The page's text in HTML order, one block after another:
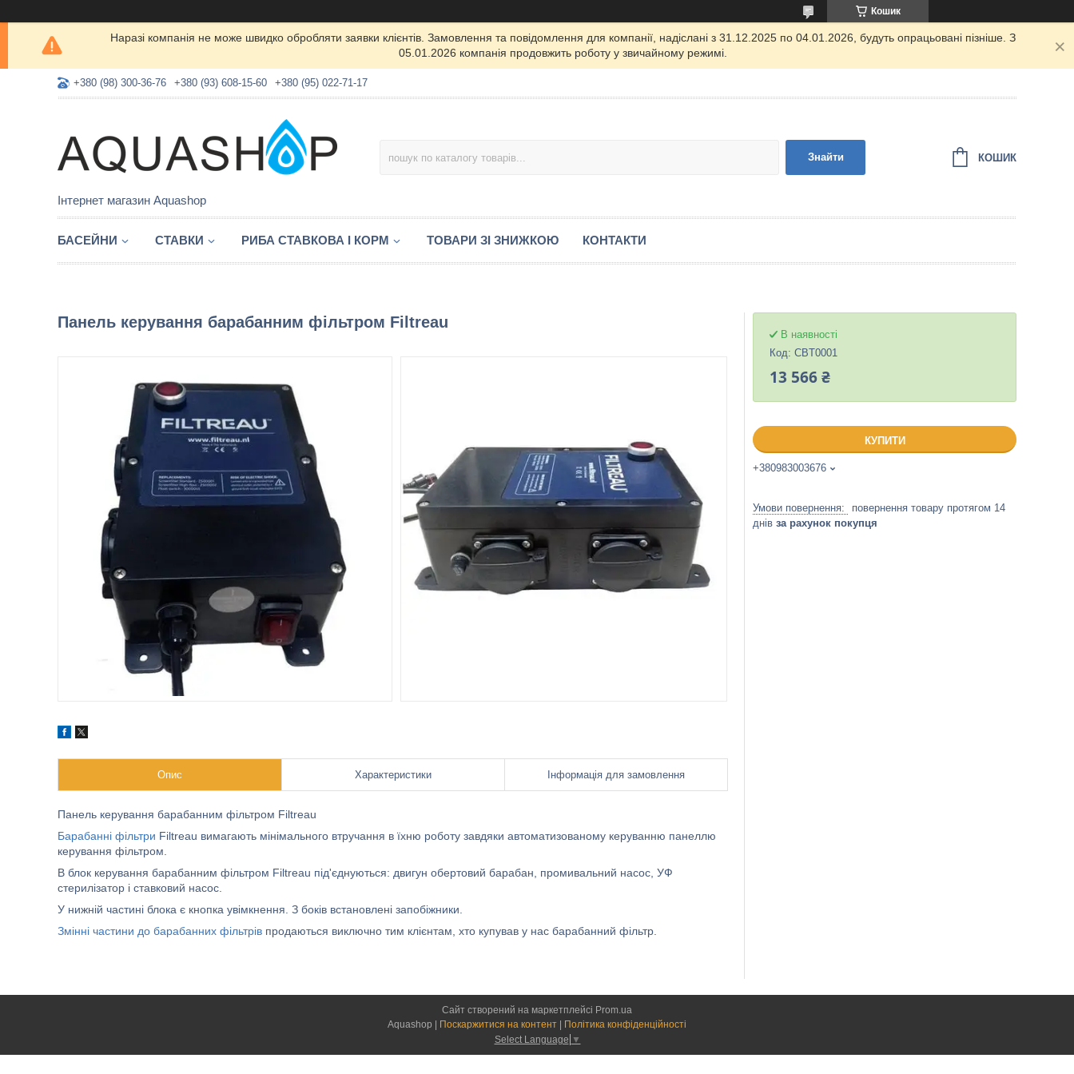
Кошик
Наразі компанія не може швидко обробляти заявки клієнтів. Замовлення та повідомлення для компанії, надіслані з 31.12.2025 по 04.01.2026, будуть опрацьовані пізніше. З
05.01.2026 компанія продовжить роботу у звичайному режимі.
+380 (98) 300-36-76 +380 (93) 608-15-60 +380 (95) 022-71-17
Інтернет магазин Aquashop
Знайти КОШИК
БАСЕЙНИ СТАВКИ РИБА СТАВКОВА І КОРМ ТОВАРИ ЗІ ЗНИЖКОЮ КОНТАКТИ
Панель керування барабанним фільтром Filtreau
Опис Характеристики Інформація для замовлення
Панель керування барабанним фільтром Filtreau
Барабанні фільтри Filtreau вимагають мінімального втручання в їхню роботу завдяки автоматизованому керуванню панеллю
керування фільтром.
В блок керування барабанним фільтром Filtreau під'єднуються: двигун обертовий барабан, промивальний насос, УФ
стерилізатор і ставковий насос.
У нижній частині блока є кнопка увімкнення. З боків встановлені запобіжники.
Змінні частини до барабанних фільтрів продаються виключно тим клієнтам, хто купував у нас барабанний фільтр.
В наявності
Код: CBT0001
13 566 ₴
КУПИТИ
+380983003676
повернення товару протягом 14
днів за рахунок покупця
Сайт створений на маркетплейсі Prom.ua
Поскаржитися на контент
Політика конфіденційності
Select Language ▼